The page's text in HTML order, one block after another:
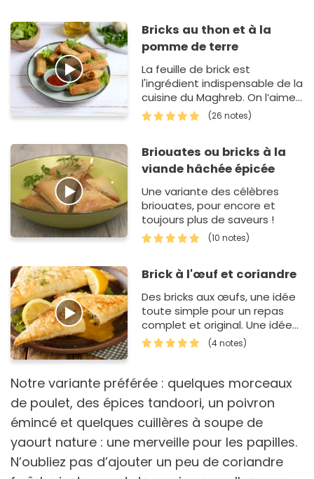
Bricks au thon et à la
pomme de terre
La feuille de brick est
l'ingrédient indispensable de la
cuisine du Maghreb. On l’aime
pour sa légèreté, sa finesse,
son croustill…
(26 notes)
Briouates ou bricks à la
viande hâchée épicée
Une variante des célèbres
briouates, pour encore et
toujours plus de saveurs !
(10 notes)
Brick à l'œuf et coriandre
Des bricks aux œufs, une idée
toute simple pour un repas
complet et original. Une idée
sympa qui nous vient d'Algérie.
(4 notes)
Notre variante préférée : quelques morceaux
de poulet, des épices tandoori, un poivron
émincé et quelques cuillères à soupe de
yaourt nature : une merveille pour les papilles.
N’oubliez pas d’ajouter un peu de coriandre